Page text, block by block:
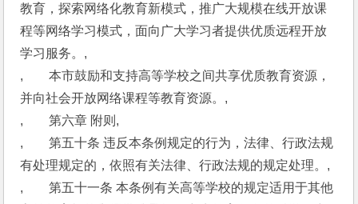
教育，探索网络化教育新模式，推广大规模在线开放课
程等网络学习模式，面向广大学习者提供优质远程开放
学习服务。,
,　　本市鼓励和支持高等学校之间共享优质教育资源，
并向社会开放网络课程等教育资源。,
,　　第六章 附则,
,　　第五十条 违反本条例规定的行为，法律、行政法规
有处理规定的，依照有关法律、行政法规的规定处理。,
,　　第五十一条 本条例有关高等学校的规定适用于其他